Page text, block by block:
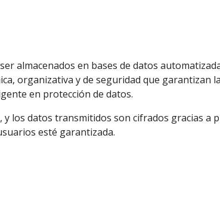
almacenados en bases de datos
organizativa y de seguridad que garantizan
en protección de datos.
los datos transmitidos son cifrados gracias a
esté garantizada.